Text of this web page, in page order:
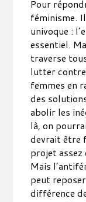
Pour
féminisme.
univoque :
essentiel.
traverse
lutter contre
femmes en
des
abolir les
là, on
devrait être
projet assez
Mais
peut
différence